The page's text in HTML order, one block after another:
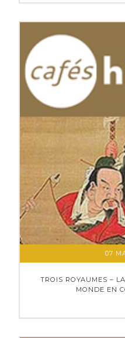
07
TROIS ROYAUMES –
MONDE EN